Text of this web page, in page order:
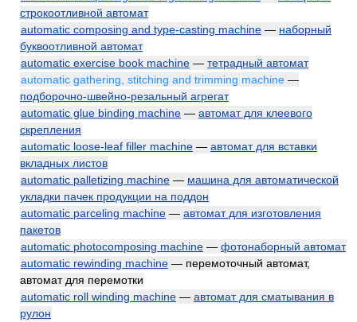
строкоотливной автомат
automatic composing and type-casting machine — наборный
буквоотливной автомат
automatic exercise book machine — тетрадный автомат
automatic gathering, stitching and trimming machine —
подборочно-швейно-резальный агрегат
automatic glue binding machine — автомат для клеевого
скрепления
automatic loose-leaf filler machine — автомат для вставки
вкладных листов
automatic palletizing machine — машина для автоматической
укладки пачек продукции на поддон
automatic parceling machine — автомат для изготовления
пакетов
automatic photocomposing machine — фотонаборный автомат
automatic rewinding machine — перемоточный автомат,
автомат для перемотки
automatic roll winding machine — автомат для сматывания в
рулон